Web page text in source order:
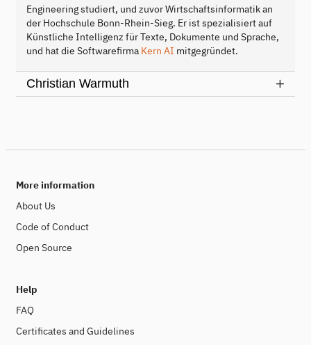
Engineering studiert, und zuvor Wirtschaftsinformatik an
der Hochschule Bonn-Rhein-Sieg. Er ist spezialisiert auf
Künstliche Intelligenz für Texte, Dokumente und Sprache,
und hat die Softwarefirma Kern AI mitgegründet.
Christian Warmuth
More information
About Us
Code of Conduct
Open Source
Help
FAQ
Certificates and Guidelines